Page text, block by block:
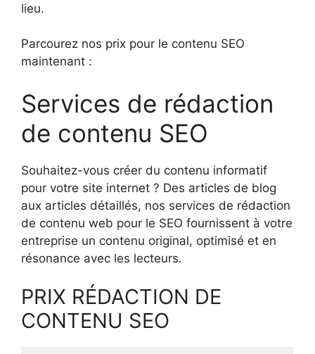
lieu.
Parcourez nos prix pour le contenu SEO
maintenant :
Services de rédaction
de contenu SEO
Souhaitez-vous créer du contenu informatif
pour votre site internet ? Des articles de blog
aux articles détaillés, nos services de rédaction
de contenu web pour le SEO fournissent à votre
entreprise un contenu original, optimisé et en
résonance avec les lecteurs.
PRIX RÉDACTION DE
CONTENU SEO